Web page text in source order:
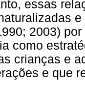
essas
2003)
como
crianças e
e que